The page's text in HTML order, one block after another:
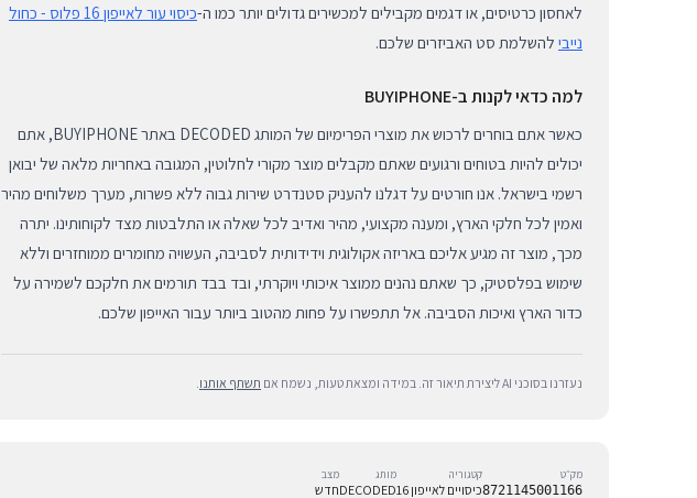
לאחסון כרטיסים, או דגמים מקבילים למכשירים גדולים יותר כמו ה-
כיסוי עור לאייפון 16 פלוס - כחול
נייבי להשלמת סט האביזרים שלכם.
למה כדאי לקנות ב-BUYIPHONE
כאשר אתם בוחרים לרכוש את מוצרי הפרימיום של המותג DECODED באתר BUYIPHONE, אתם
יכולים להיות בטוחים ורגועים שאתם מקבלים מוצר מקורי לחלוטין, המגובה באחריות מלאה של יבואן
רשמי בישראל. אנו חורטים על דגלנו להעניק סטנדרט שירות גבוה ללא פשרות, מערך משלוחים מהיר
ואמין לכל חלקי הארץ, ומענה מקצועי, מהיר ואדיב לכל שאלה או התלבטות מצד לקוחותינו. יתרה
מכך, מוצר זה מגיע אליכם באריזה אקולוגית וידידותית לסביבה, העשויה מחומרים ממוחזרים וללא
שימוש בפלסטיק, כך שאתם נהנים ממוצר איכותי ויוקרתי, ובד בבד תורמים את חלקכם לשמירה על
כדור הארץ ואיכות הסביבה. אל תתפשרו על פחות מהטוב ביותר עבור האייפון שלכם.
נעזרנו בסוכני AI ליצירת תיאור זה. במידה ומצאת טעות, נשמח אם תשתף אותנו.
מק״ט
8721145001166
קטגוריה
כיסויים לאייפון 16
מותג
DECODED
מצב
חדש